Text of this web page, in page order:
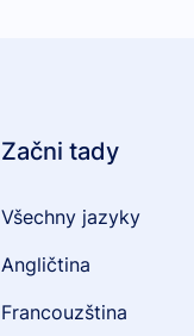
Začni tady
Všechny jazyky
Angličtina
Francouzština